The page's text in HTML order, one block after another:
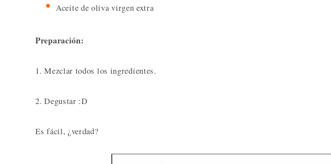
Aceite de oliva virgen extra
Preparación:
1. Mezclar todos los ingredientes.
2. Degustar :D
Es fácil, ¿verdad?